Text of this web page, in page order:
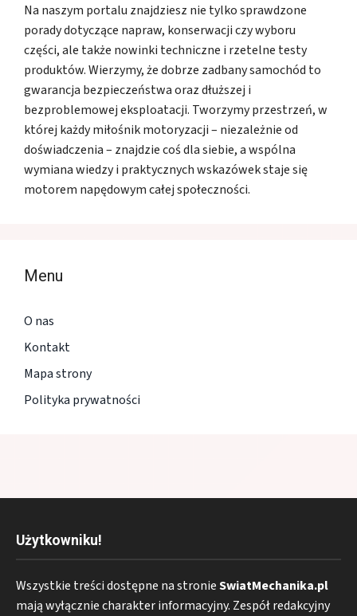
Na naszym portalu znajdziesz nie tylko sprawdzone
porady dotyczące napraw, konserwacji czy wyboru
części, ale także nowinki techniczne i rzetelne testy
produktów. Wierzymy, że dobrze zadbany samochód to
gwarancja bezpieczeństwa oraz dłuższej i
bezproblemowej eksploatacji. Tworzymy przestrzeń, w
której każdy miłośnik motoryzacji – niezależnie od
doświadczenia – znajdzie coś dla siebie, a wspólna
wymiana wiedzy i praktycznych wskazówek staje się
motorem napędowym całej społeczności.
Menu
O nas
Kontakt
Mapa strony
Polityka prywatności
Użytkowniku!
Wszystkie treści dostępne na stronieSwiatMechanika.pl
mają wyłącznie charakter informacyjny. Zespół redakcyjny